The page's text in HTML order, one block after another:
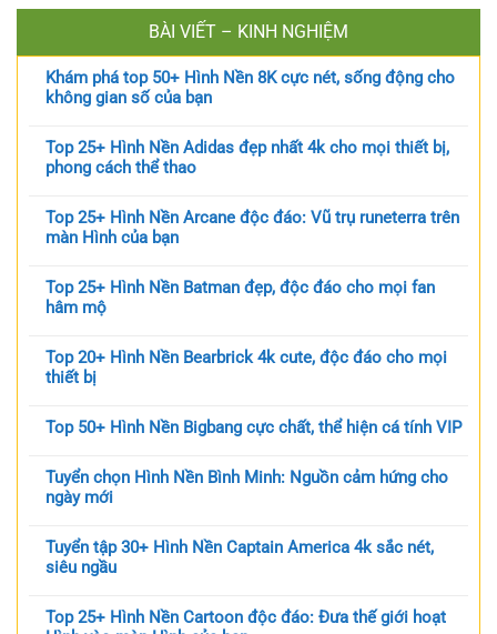
BÀI VIẾT – KINH NGHIỆM
Khám phá top 50+ Hình Nền 8K cực nét, sống động cho
không gian số của bạn
Top 25+ Hình Nền Adidas đẹp nhất 4k cho mọi thiết bị,
phong cách thể thao
Top 25+ Hình Nền Arcane độc đáo: Vũ trụ runeterra trên
màn Hình của bạn
Top 25+ Hình Nền Batman đẹp, độc đáo cho mọi fan
hâm mộ
Top 20+ Hình Nền Bearbrick 4k cute, độc đáo cho mọi
thiết bị
Top 50+ Hình Nền Bigbang cực chất, thể hiện cá tính VIP
Tuyển chọn Hình Nền Bình Minh: Nguồn cảm hứng cho
ngày mới
Tuyển tập 30+ Hình Nền Captain America 4k sắc nét,
siêu ngầu
Top 25+ Hình Nền Cartoon độc đáo: Đưa thế giới hoạt